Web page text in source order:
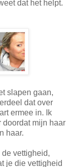
dat het helpt.
slapen gaan,
dat over
ermee in. Ik
doordat mijn haar
haar.
vettigheid,
je die vettigheid